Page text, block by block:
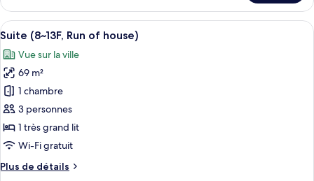
of
house)
le
type
de
chambre
Suite
(5~7F,
Run
of
house)
Afficher
toutes
les
photos
pour
ce
type
de
chambre :
Suite
Une chambre d’hôtel avec un
3
Suite (8~13F, Run of house)
Vue sur la ville
69 m²
1 chambre
3 personnes
1 très grand lit
Wi-Fi gratuit
Plus de détails
Plus